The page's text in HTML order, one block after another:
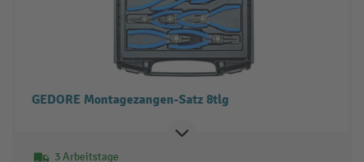
GEDORE Montagezangen-Satz 8tlg
3 Arbeitstage